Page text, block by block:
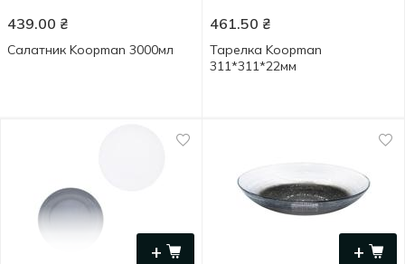
439.00 ₴
Салатник Koopman 3000мл
461.50 ₴
Тарелка Koopman
311*311*22мм
+ +